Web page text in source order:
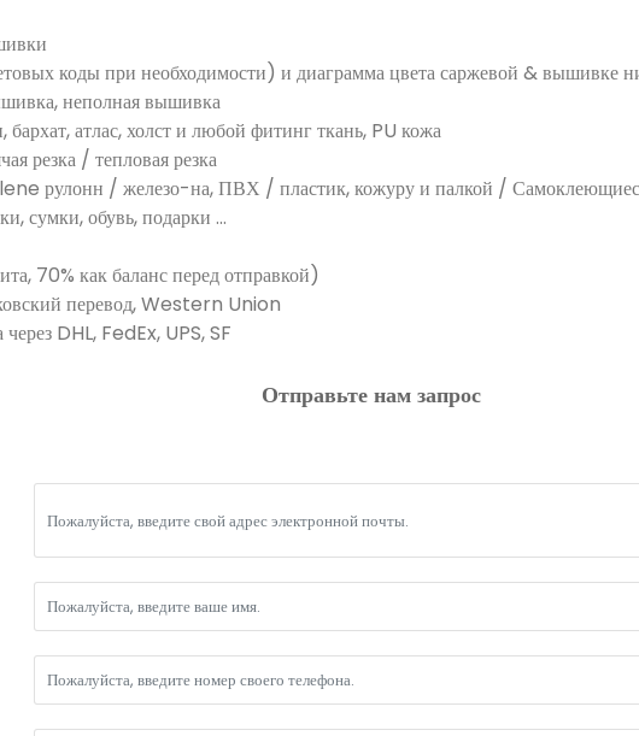
коды при необходимости) и диаграмма цвета саржевой & вышивке
неполная вышивка
атлас, холст и любой фитинг ткань, PU кожа
резка / тепловая резка
рулонн / железо-на, ПВХ / пластик, кожуру и палкой /
обувь, подарки ...
70% как баланс перед отправкой)
перевод, Western Union
DHL, FedEx, UPS, SF
Отправьте нам запрос